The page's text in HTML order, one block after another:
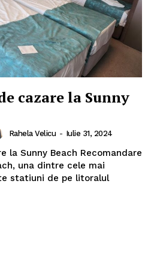
de Confidențialitate
Contact
Despre mine
cazare la Sunny
Rahela Velicu - Iulie 31, 2024
la Sunny Beach Recomandare
una dintre cele mai
statiuni de pe litoralul